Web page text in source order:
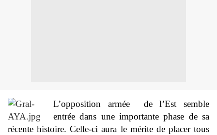
L’opposition armée de l’Est semble
entrée dans une importante phase de sa
récente histoire. Celle-ci aura le mérite de placer tous